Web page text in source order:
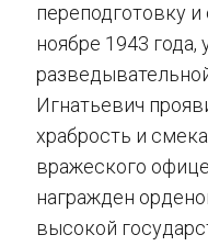
переподготовку
ноябре 1943 года,
Игнатьевич
храбрость и
вражеского
награжден
высокой